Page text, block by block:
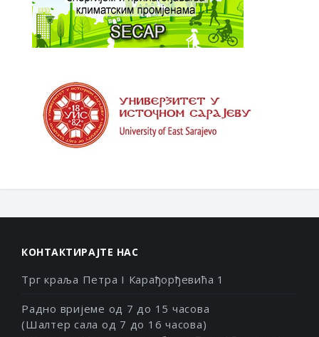
КОНТАКТИРАЈТЕ НАС
Трг краља Петра I Карађорђевића 1
Радно вријеме од 7 до 15 часова
(Шалтер сала од 7 до 16 часова)